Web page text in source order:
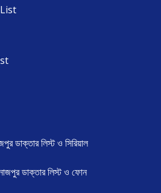
ডাক্তার লিস্ট ও সিরিয়াল
ডাক্তার লিস্ট ও ফোন